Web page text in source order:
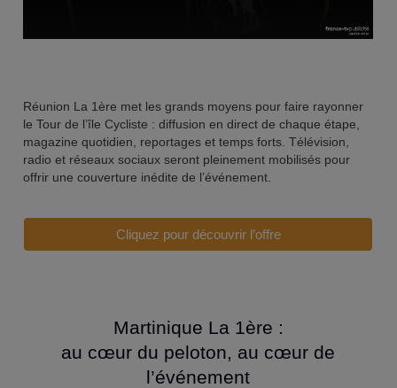
Réunion La 1ère met les grands moyens pour faire rayonner
le Tour de l’île Cycliste : diffusion en direct de chaque étape,
magazine quotidien, reportages et temps forts. Télévision,
radio et réseaux sociaux seront pleinement mobilisés pour
offrir une couverture inédite de l’événement.
Cliquez pour découvrir l’offre
Martinique La 1ère :
au cœur du peloton, au cœur de
l’événement